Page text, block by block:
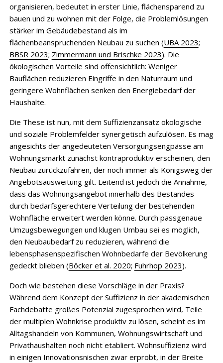
organisieren, bedeutet in erster Linie, flächensparend zu
bauen und zu wohnen mit der Folge, die Problemlösungen
stärker im Gebäudebestand als im
flächenbeanspruchenden Neubau zu suchen (UBA 2023;
BBSR 2023; Zimmermann und Brischke 2023). Die
ökologischen Vorteile sind offensichtlich: Weniger
Bauflächen reduzieren Eingriffe in den Naturraum und
geringere Wohnflächen senken den Energiebedarf der
Haushalte.
Die These ist nun, mit dem Suffizienzansatz ökologische
und soziale Problemfelder synergetisch aufzulösen. Es mag
angesichts der angedeuteten Versorgungsengpässe am
Wohnungsmarkt zunächst kontraproduktiv erscheinen, den
Neubau zurückzufahren, der noch immer als Königsweg der
Angebotsausweitung gilt. Leitend ist jedoch die Annahme,
dass das Wohnungsangebot innerhalb des Bestandes
durch bedarfsgerechtere Verteilung der bestehenden
Wohnfläche erweitert werden könne. Durch passgenaue
Umzugsbewegungen und klugen Umbau sei es möglich,
den Neubaubedarf zu reduzieren, während die
lebensphasenspezifischen Wohnbedarfe der Bevölkerung
gedeckt blieben (Böcker et al. 2020; Fuhrhop 2023).
Doch wie bestehen diese Vorschläge in der Praxis?
Während dem Konzept der Suffizienz in der akademischen
Fachdebatte großes Potenzial zugesprochen wird, Teile
der multiplen Wohnkrise produktiv zu lösen, scheint es im
Alltagshandeln von Kommunen, Wohnungswirtschaft und
Privathaushalten noch nicht etabliert. Wohnsuffizienz wird
in einigen Innovationsnischen zwar erprobt, in der Breite